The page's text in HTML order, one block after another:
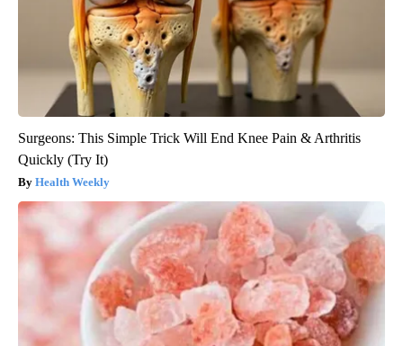
Surgeons: This Simple Trick Will End Knee Pain & Arthritis
Quickly (Try It)
Health Weekly